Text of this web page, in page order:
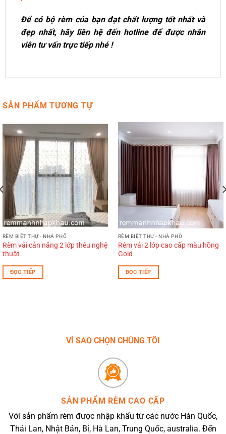
Để có bộ rèm của bạn đạt chất lượng tốt nhất và
đẹp nhất, hãy liên hệ đến hotline để được nhân
viên tư vấn trực tiếp nhé !
SẢN PHẨM TƯƠNG TỰ
RÈM BIỆT THỰ - NHÀ PHỐ
Rèm vải cản nắng 2 lớp thêu nghệ
thuật
ĐỌC TIẾP
RÈM BIỆT THỰ - NHÀ PHỐ
Rèm vải 2 lớp cao cấp màu hồng
Gold
ĐỌC TIẾP
VÌ SAO CHỌN CHÚNG TÔI
SẢN PHẨM RÈM CAO CẤP
Với sản phẩm rèm được nhập khẩu từ các nước Hàn Quốc,
Thái Lan, Nhật Bản, Bỉ, Hà Lan, Trung Quốc, australia. Đến